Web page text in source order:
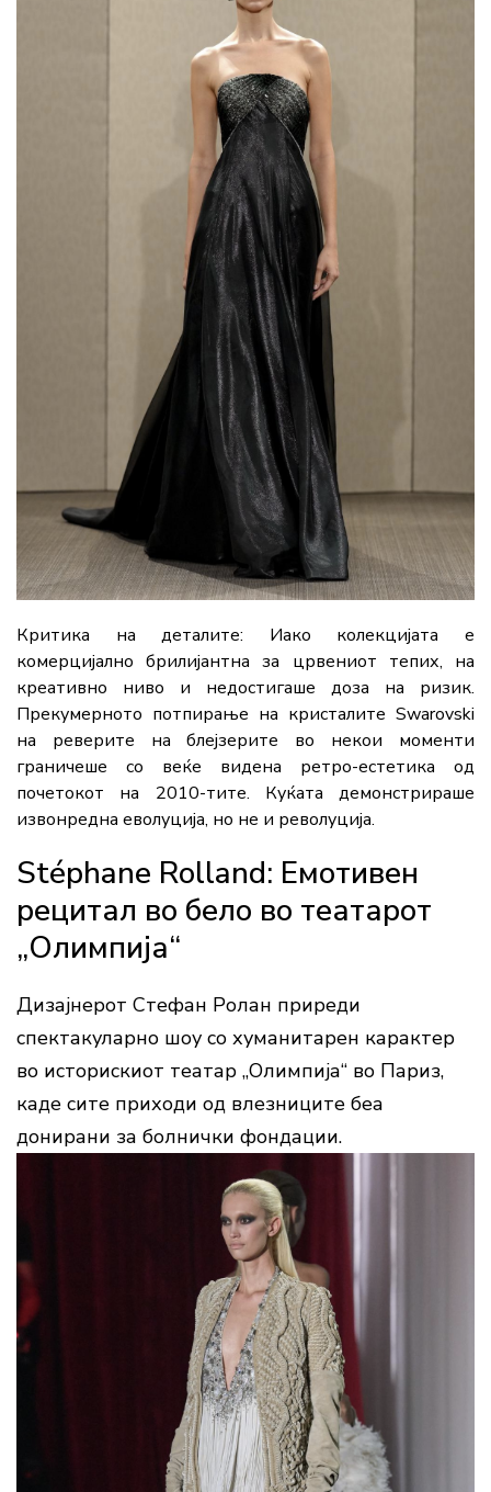
Критика на деталите: Иако колекцијата е
комерцијално брилијантна за црвениот тепих, на
креативно ниво и недостигаше доза на ризик.
Прекумерното потпирање на кристалите Swarovski
на реверите на блејзерите во некои моменти
граничеше со веќе видена ретро-естетика од
почетокот на 2010-тите. Куќата демонстрираше
извонредна еволуција, но не и револуција.
Stéphane Rolland: Емотивен
рецитал во бело во театарот
„Олимпија“
Дизајнерот Стефан Ролан приреди
спектакуларно шоу со хуманитарен карактер
во историскиот театар „Олимпија“ во Париз,
каде сите приходи од влезниците беа
донирани за болнички фондации.